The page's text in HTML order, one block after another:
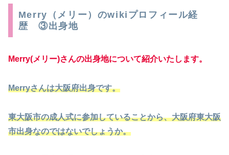
Merry（メリー）のwikiプロフィール経
歴 ③出身地
Merry(メリー)さんの出身地について紹介いたします。
Merryさんは大阪府出身です。
東大阪市の成人式に参加していることから、大阪府東大阪
市出身なのではないでしょうか。